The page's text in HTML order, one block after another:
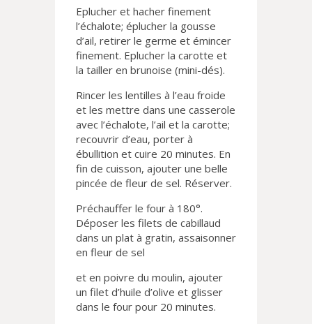
Eplucher et hacher finement
l’échalote; éplucher la gousse
d’ail, retirer le germe et émincer
finement. Eplucher la carotte et
la tailler en brunoise (mini-dés).
Rincer les lentilles à l’eau froide
et les mettre dans une casserole
avec l’échalote, l’ail et la carotte;
recouvrir d’eau, porter à
ébullition et cuire 20 minutes. En
fin de cuisson, ajouter une belle
pincée de fleur de sel. Réserver.
Préchauffer le four à 180°.
Déposer les filets de cabillaud
dans un plat à gratin, assaisonner
en fleur de sel
et en poivre du moulin, ajouter
un filet d’huile d’olive et glisser
dans le four pour 20 minutes.